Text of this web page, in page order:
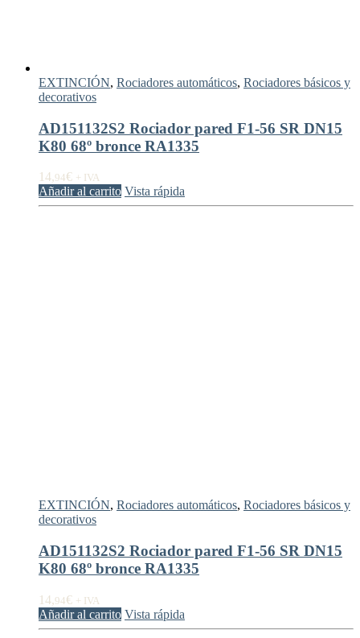
EXTINCIÓN, Rociadores automáticos, Rociadores básicos y
decorativos
AD151132S2 Rociador pared F1-56 SR DN15
K80 68º bronce RA1335
14,94€ + IVA
Añadir al carrito Vista rápida
EXTINCIÓN, Rociadores automáticos, Rociadores básicos y
decorativos
AD151132S2 Rociador pared F1-56 SR DN15
K80 68º bronce RA1335
14,94€ + IVA
Añadir al carrito Vista rápida